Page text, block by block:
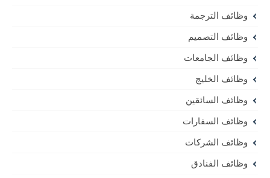
وظائف الترجمة
وظائف التصميم
وظائف الجامعات
وظائف الخليج
وظائف السائقين
وظائف السفارات
وظائف الشركات
وظائف الفنادق